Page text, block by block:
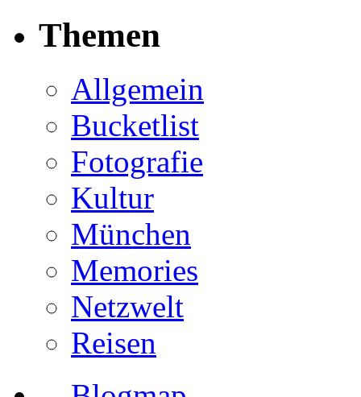
Themen
Allgemein
Bucketlist
Fotografie
Kultur
München
Memories
Netzwelt
Reisen